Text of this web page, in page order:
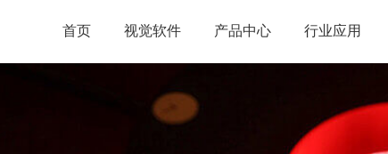
首页 视觉软件 产品中心 行业应用